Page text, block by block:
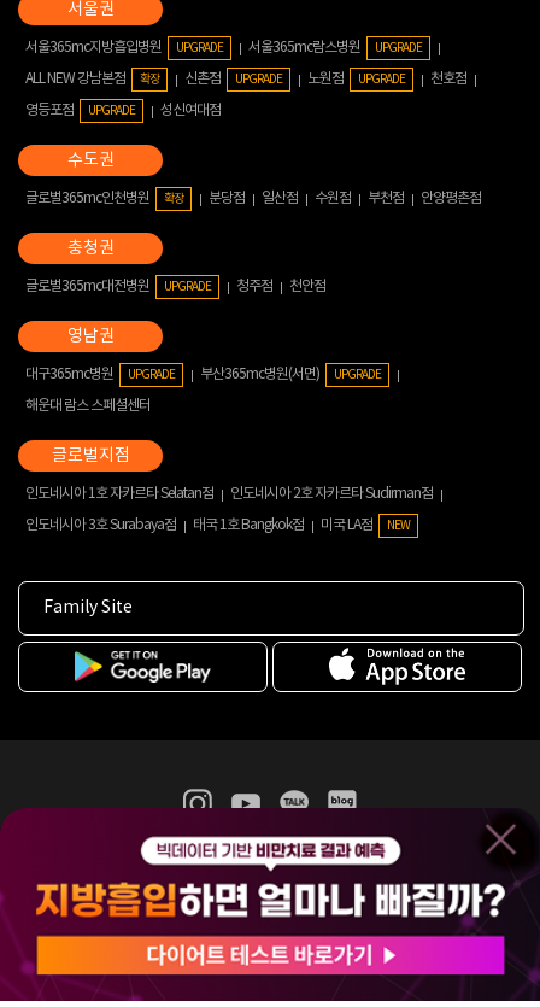
서울365mc지방흡입병원 UPGRADE 서울365mc람스병원 UPGRADE
ALL NEW 강남본점 확장 신촌점 UPGRADE 노원점 UPGRADE
천호점
영등포점
UPGRADE 성신여대점
글로벌365mc인천병원 확장 분당점 일산점 수원점 부천점 안양평촌점
글로벌365mc대전병원 UPGRADE 청주점 천안점
대구365mc병원 UPGRADE 부산365mc병원(서면) UPGRADE
해운대 람스 스페셜센터
인도네시아 1호 자카르타 Selatan점
인도네시아 2호 자카르타 Sudirman점
인도네시아 3호 Surabaya점
태국 1호 Bangkok점 미국 LA점 NEW
Family Site
365mc 병·의원 이용약관
홈페이지 이용약관
비급여진료수가
(주)365mcㅣ서울특별시 서초구 서초대로52길 7, 3~4층(서초동, 제일빌딩)
120-87-04354ㅣ김남철
COPYRIGHT(C) 2025 365mc. ALL RIGHTS RESERVED.